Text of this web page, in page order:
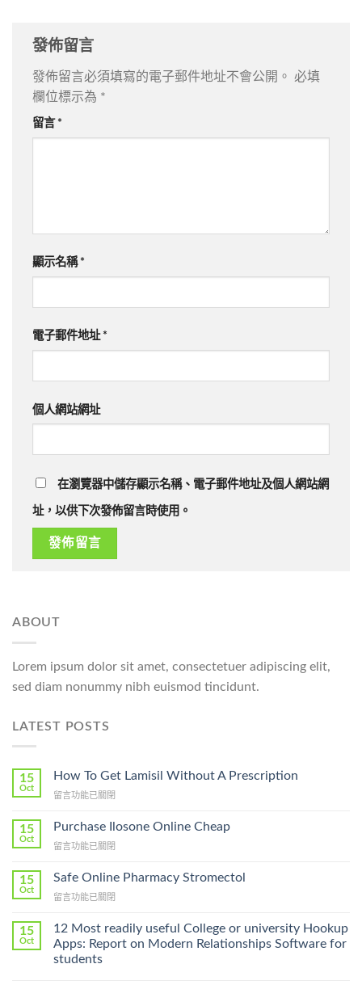
發佈留言
發佈留言必須填寫的電子郵件地址不會公開。
必填
欄位標示為 *
留言 *
顯示名稱 *
電子郵件地址 *
個人網站網址
在瀏覽器中儲存顯示名稱、電子郵件地址及個人網站網
址，以供下次發佈留言時使用。
ABOUT
Lorem ipsum dolor sit amet, consectetuer adipiscing elit,
sed diam nonummy nibh euismod tincidunt.
LATEST POSTS
15
Oct
How To Get Lamisil Without A Prescription
在
To
Lamisil
A
Prescription〉
留言功能已關閉
15
Oct
Purchase Ilosone Online Cheap
在
Ilosone
Cheap〉
留言功能已關閉
15
Oct
Safe Online Pharmacy Stromectol
在
Online
Pharmacy
Stromectol〉
中
留言功能已關閉
15
Oct
12 Most readily useful College or university Hookup
Apps: Report on Modern Relationships Software for
students